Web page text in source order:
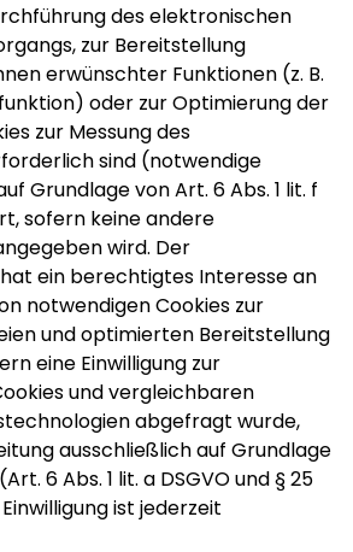
des elektronischen
zur Bereitstellung
erwünschter Funktionen (z. B.
oder zur Optimierung der
zur Messung des
sind (notwendige
Grundlage von Art. 6 Abs. 1 lit. f
sofern keine andere
wird. Der
ein berechtigtes Interesse an
notwendigen Cookies zur
und optimierten Bereitstellung
eine Einwilligung zur
und vergleichbaren
abgefragt wurde,
ausschließlich auf Grundlage
6 Abs. 1 lit. a DSGVO und § 25
ist jederzeit